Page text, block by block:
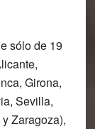
sólo de 19
Girona,
Sevilla,
Zaragoza),